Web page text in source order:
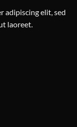
adipiscing elit, sed
laoreet.